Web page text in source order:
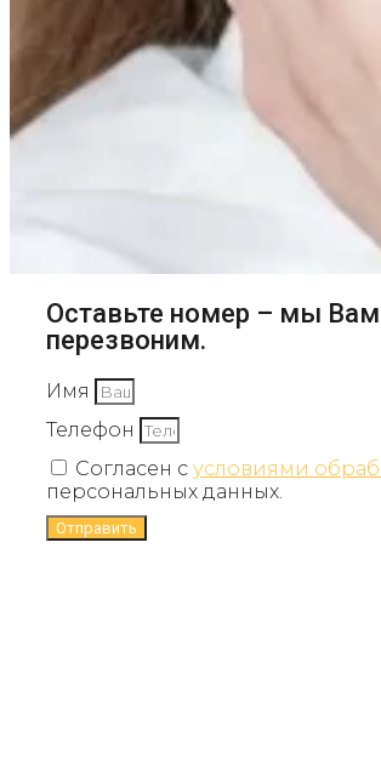
Оставьте номер – мы Вам
перезвоним.
Имя
Телефон
Согласен с условиями
персональных данных.
Отправить